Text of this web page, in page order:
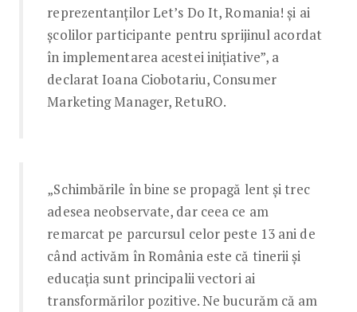
reprezentanților Let’s Do It, Romania! și ai
școlilor participante pentru sprijinul acordat
în implementarea acestei inițiative”, a
declarat Ioana Ciobotariu, Consumer
Marketing Manager, RetuRO.
„Schimbările în bine se propagă lent și trec
adesea neobservate, dar ceea ce am
remarcat pe parcursul celor peste 13 ani de
când activăm în România este că tinerii și
educația sunt principalii vectori ai
transformărilor pozitive. Ne bucurăm că am